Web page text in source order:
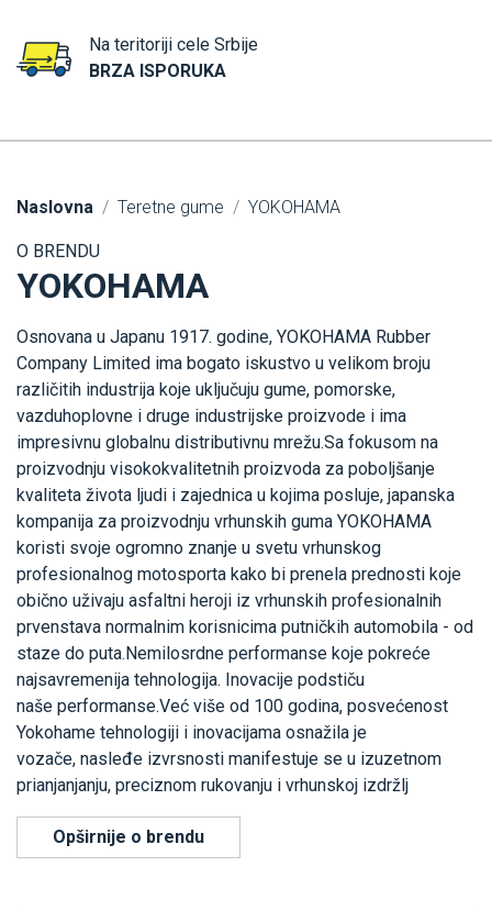
Na teritoriji cele Srbije
BRZA ISPORUKA
Naslovna Teretne gume YOKOHAMA
O BRENDU
YOKOHAMA
Osnovana u Japanu 1917. godine, YOKOHAMA Rubber
Company Limited ima bogato iskustvo u velikom broju
različitih industrija koje uključuju gume, pomorske,
vazduhoplovne i druge industrijske proizvode i ima
impresivnu globalnu distributivnu mrežu.Sa fokusom na
proizvodnju visokokvalitetnih proizvoda za poboljšanje
kvaliteta života ljudi i zajednica u kojima posluje, japanska
kompanija za proizvodnju vrhunskih guma YOKOHAMA
koristi svoje ogromno znanje u svetu vrhunskog
profesionalnog motosporta kako bi prenela prednosti koje
obično uživaju asfaltni heroji iz vrhunskih profesionalnih
prvenstava normalnim korisnicima putničkih automobila - od
staze do puta.Nemilosrdne performanse koje pokreće
najsavremenija tehnologija. Inovacije podstiču
naše performanse.Već više od 100 godina, posvećenost
Yokohame tehnologiji i inovacijama osnažila je
vozače, nasleđe izvrsnosti manifestuje se u izuzetnom
prianjanjanju, preciznom rukovanju i vrhunskoj izdržlj
Opširnije o brendu